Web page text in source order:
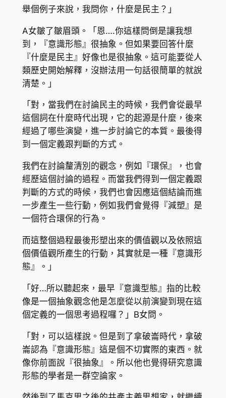
舉個例子來說，我問你，什麼是民主？」
A女皺了皺眉頭。「恩….你這樣問倒是讓我想
到，『意識形態』很抽象。但如果要回答什麼
『什麼是民主』好像也是很抽象。這可能要從人
類歷史開始解釋，沒辦法用一句話很簡單的就說
清楚。」
「對，當我們在討論民主的時候，我們會從最早
這個詞在什麼時代出現，它的起源是什麼，後來
經過了哪些演變，進一步討論它的本質。最後得
到一個定義跟判斷的方式。
我們在討論釐清別的觀念，例如『環保』，也會
經歷這個討論的過程。而當我們得到一個定義跟
判斷的方式的時候，我們也會因應這個結論而進
一步產生一些行動，例如我們會覺得『減塑』是
一個符合環保的行為。
而這整個過程最後形塑出來的價值觀以及依照這
個價值觀所產生的行動，其實就是一種『意識形
態』。」
「好…所以聽起來，最早『意識型態』指的比較
像是一個抽象觀念他是怎麼從以前演變到現在這
個定義的一個思考過程囉？」B女問。
「對，可以這樣說。但是到了拿破崙時代，拿破
崙認為『意識形態』這是個不切實際的東西。就
像你前面說『很抽象』。所以他也覺得研究意識
形態的學者是一群空論家。